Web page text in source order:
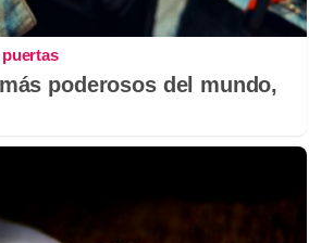
poderosos del mundo,